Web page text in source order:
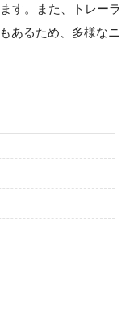
す。また、トレーラ
あるため、多様なニ